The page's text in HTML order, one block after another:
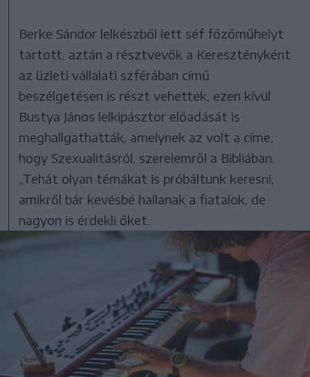
Berke Sándor lelkészből lett séf főzőműhelyt
tartott, aztán a résztvevők a Keresztényként
az üzleti vállalati szférában című
beszélgetésen is részt vehettek, ezen kívül
Bustya János lelkipásztor előadását is
meghallgathatták, amelynek az volt a címe,
hogy Szexualitásról, szerelemről a Bibliában.
„Tehát olyan témákat is próbáltunk keresni,
amikről bár kevésbé hallanak a fiatalok, de
nagyon is érdekli őket.